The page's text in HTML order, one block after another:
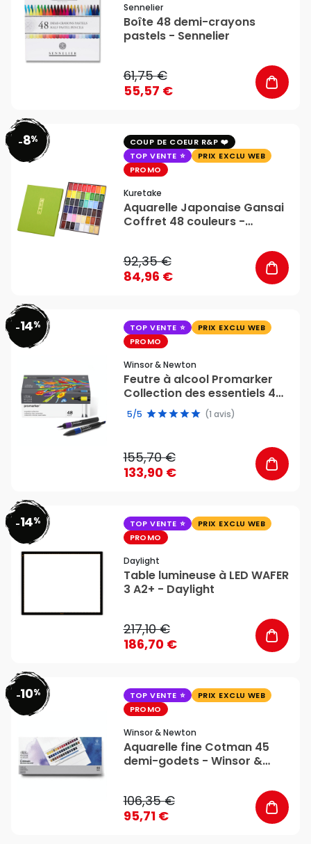
Sennelier
Boîte 48 demi-crayons
pastels - Sennelier
61,75 €
55,57 €
-8%
COUP DE COEUR R&P
TOP VENTE
PRIX EXCLU WEB
PROMO
Kuretake
Aquarelle Japonaise Gansai
Coffret 48 couleurs -
92,35 €
84,96 €
-14% TOP VENTE
PRIX EXCLU WEB
PROMO
Winsor & Newton
Feutre à alcool Promarker
Collection des essentiels 48
couleurs - Winsor & Newton
5/5 (1 avis)
155,70 €
133,90 €
-14% TOP VENTE
PRIX EXCLU WEB
PROMO
Daylight
Table lumineuse à LED WAFER
3 A2+ - Daylight
217,10 €
186,70 €
-10% TOP VENTE
PRIX EXCLU WEB
PROMO
Winsor & Newton
Aquarelle fine Cotman 45
demi-godets - Winsor &
106,35 €
95,71 €